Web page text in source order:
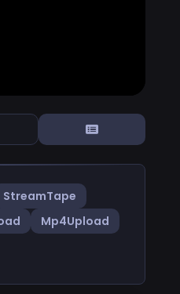
StreamTape
Mp4Upload